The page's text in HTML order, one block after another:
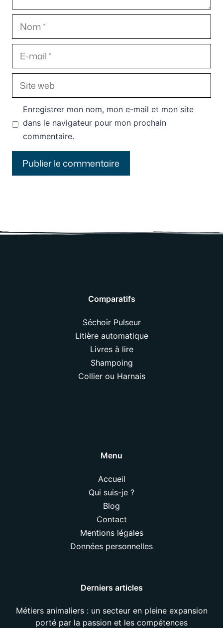
Nom
E-
mail
Site
web
Enregistrer mon nom, mon e-mail et mon site
dans le navigateur pour mon prochain
commentaire.
Comparatifs
Séchoir Pulseur
Litière automatique
Livres à lire
Shampoing
Collier ou Harnais
Menu
Accueil
Qui suis-je ?
Blog
Contact
Mentions légales
Données personnelles
Derniers articles
Métiers animaliers : un secteur en pleine expansion
porté par la passion et les compétences